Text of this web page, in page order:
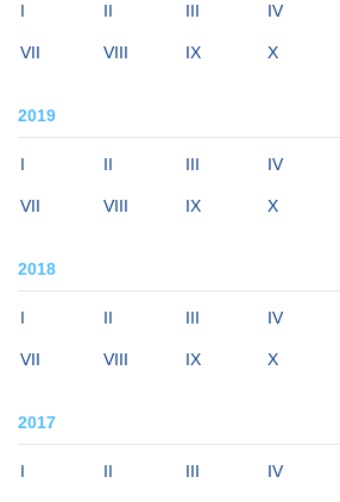
I II III IV
VII VIII IX X
2019
I II III IV
VII VIII IX X
2018
I II III IV
VII VIII IX X
2017
I II III IV